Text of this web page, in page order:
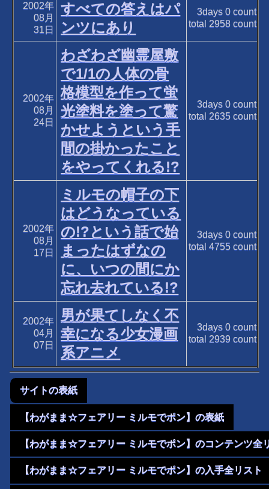
2002年
08月
31日
すべての答えはパ
ンツにあり
3days 0count
total 2958count
2002年
08月
24日
わざわざ幽霊屋敷
で1/1の人体の骨
格模型を作って蛍
光塗料を塗って驚
かせようという手
間の掛かったこと
をやってくれる!?
3days 0count
total 2635count
2002年
08月
17日
ミルモの帽子の下
はどうなっている
の!?という話で始
まったはずなの
に、いつの間にか
忘れ去れている!?
3days 0count
total 4755count
2002年
04月
07日
男が果てしなく不
幸になる少女漫画
系アニメ
3days 0count
total 2939 count
サイトの表紙
【わがまま☆フェアリー ミルモでポン】の表紙
【わがまま☆フェアリー ミルモでポン】のコンテンツ全
【わがまま☆フェアリー ミルモでポン】の入手全リスト